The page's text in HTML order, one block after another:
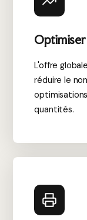
Optimiser
L'offre
réduire le
quantités.